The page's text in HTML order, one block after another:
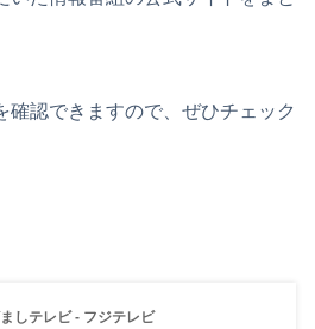
確認できますので、ぜひチェック
しテレビ - フジテレビ